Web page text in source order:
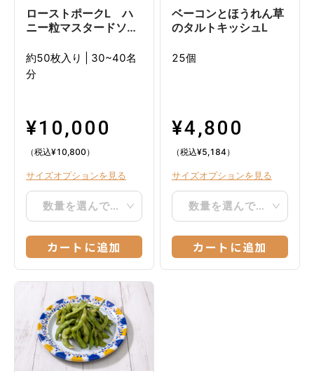
ローストポークL ハ
ニー粒マスタードソー
約50枚入り
30~40名
分
¥10,000
（税込¥10,800）
サイズオプションを見る
数量を選んでください
カートに追加
ベーコンとほうれん草
のタルトキッシュL
25個
¥4,800
（税込¥5,184）
サイズオプションを見る
数量を選んでください
カートに追加